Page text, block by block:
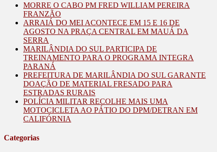
MORRE O CABO PM FRED WILLIAM PEREIRA
FRANZÃO
ARRAIÁ DO MEI ACONTECE EM 15 E 16 DE
AGOSTO NA PRAÇA CENTRAL EM MAUÁ DA
SERRA
MARILÂNDIA DO SUL PARTICIPA DE
TREINAMENTO PARA O PROGRAMA INTEGRA
PARANÁ
PREFEITURA DE MARILÂNDIA DO SUL GARANTE
DOAÇÃO DE MATERIAL FRESADO PARA
ESTRADAS RURAIS
POLÍCIA MILITAR RECOLHE MAIS UMA
MOTOCICLETA AO PÁTIO DO DPM/DETRAN EM
CALIFÓRNIA
Categorias